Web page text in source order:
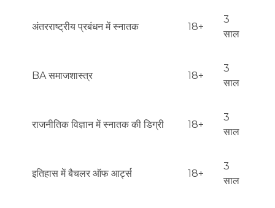
अंतरराष्ट्रीय प्रबंधन में स्नातक 18+
3
साल
BA समाजशास्त्र 18+
3
साल
राजनीतिक विज्ञान में स्नातक की डिग्री 18+
3
साल
इतिहास में बैचलर ऑफ आर्ट्स 18+
3
साल